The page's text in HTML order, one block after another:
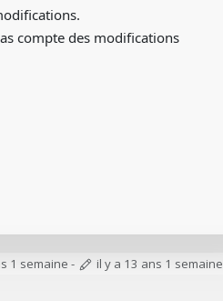
compte des modifications
1 semaine - il y a 13 ans 1 semaine